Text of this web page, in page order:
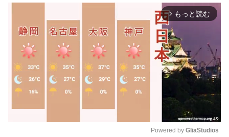
arrow_forward_ios もっと読む
Powered by GliaStudios